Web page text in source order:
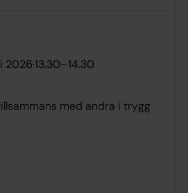
2026·13.30–14.30
med andra i trygg